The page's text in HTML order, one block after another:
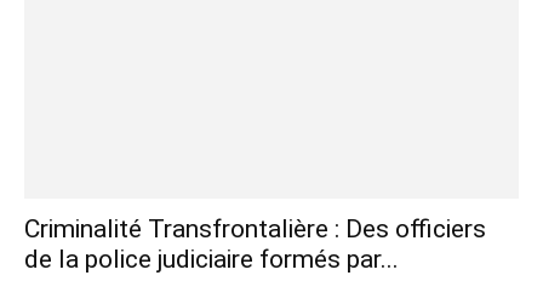
Criminalité Transfrontalière : Des officiers
de la police judiciaire formés par...